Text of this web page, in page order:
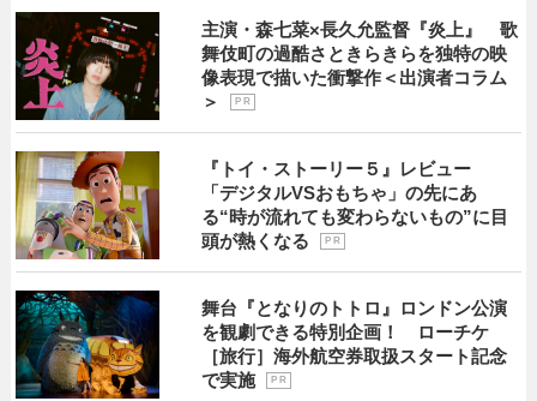
主演・森七菜×長久允監督『炎上』 歌
舞伎町の過酷さときらきらを独特の映
像表現で描いた衝撃作＜出演者コラム
＞
P R
『トイ・ストーリー５』レビュー
「デジタルVSおもちゃ」の先にあ
る“時が流れても変わらないもの”に目
頭が熱くなる
P R
舞台『となりのトトロ』ロンドン公演
を観劇できる特別企画！ ローチケ
［旅行］海外航空券取扱スタート記念
で実施
P R